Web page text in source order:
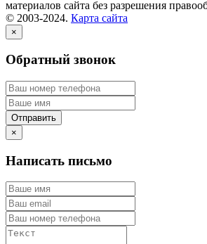
материалов сайта без разрешения
© 2003-2024. Карта сайта
×
Обратный звонок
×
Написать письмо